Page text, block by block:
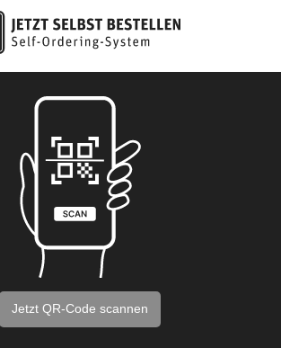
Jetzt QR-Code scannen